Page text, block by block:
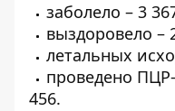
заболело – 3
выздоровело –
летальных
проведено
456.